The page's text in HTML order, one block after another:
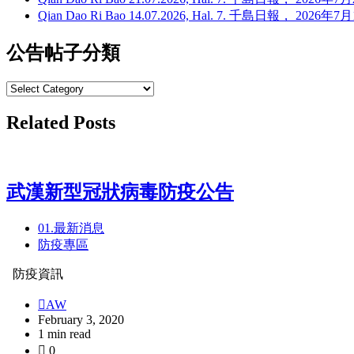
Qian Dao Ri Bao 14.07.2026, Hal. 7. 千島日報， 2026年7
公告帖子分類
公
帖
Related Posts
武漢新型冠狀病毒防疫公告
01.最新消息
防疫專區
防疫資訊
AW
February 3, 2020
1 min read
0